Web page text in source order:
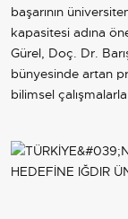
başarının
kapasitesi adına
Gürel, Doç. Dr.
bünyesinde artan
bilimsel